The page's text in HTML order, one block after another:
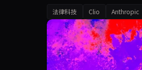
法律科技 Clio Anthropic